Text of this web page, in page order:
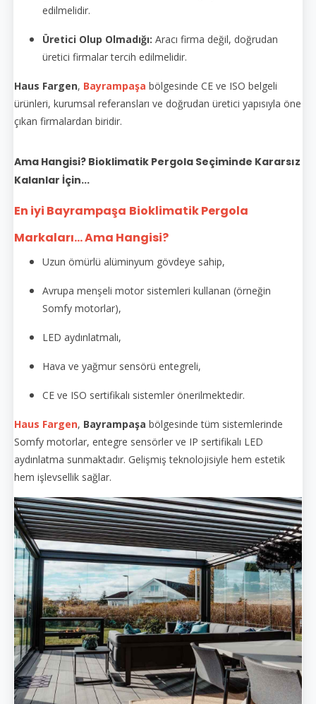
edilmelidir.
Üretici Olup Olmadığı: Aracı firma değil, doğrudan
üretici firmalar tercih edilmelidir.
Haus Fargen, Bayrampaşa bölgesinde CE ve ISO belgeli
ürünleri, kurumsal referansları ve doğrudan üretici yapısıyla öne
çıkan firmalardan biridir.
Ama Hangisi? Bioklimatik Pergola Seçiminde Kararsız
Kalanlar İçin...
En iyi Bayrampaşa Bioklimatik Pergola
Markaları... Ama Hangisi?
Uzun ömürlü alüminyum gövdeye sahip,
Avrupa menşeli motor sistemleri kullanan (örneğin
Somfy motorlar),
LED aydınlatmalı,
Hava ve yağmur sensörü entegreli,
CE ve ISO sertifikalı sistemler önerilmektedir.
Haus Fargen, Bayrampaşa bölgesinde tüm sistemlerinde
Somfy motorlar, entegre sensörler ve IP sertifikalı LED
aydınlatma sunmaktadır. Gelişmiş teknolojisiyle hem estetik
hem işlevsellik sağlar.